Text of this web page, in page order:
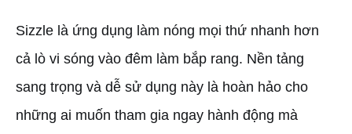
Sizzle là ứng dụng làm nóng mọi thứ nhanh hơn
cả lò vi sóng vào đêm làm bắp rang. Nền tảng
sang trọng và dễ sử dụng này là hoàn hảo cho
những ai muốn tham gia ngay hành động mà